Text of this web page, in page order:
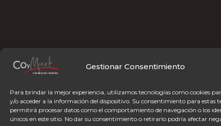
Gestionar Consentimiento
Para brindar la mejor experiencia, utilizamos tecnologías como cookies
y/o acceder a la información del dispositivo. Su consentimiento para estas
permitirá procesar datos como el comportamiento de navegación o los
únicos en este sitio. No dar su consentimiento o retirarlo podría afectar